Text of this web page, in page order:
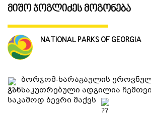
ᲒᲐᲜᲗᲐᲕᲡᲔᲑᲐ ᲓᲐ ᲙᲕᲔᲑᲐ
ᲡᲐᲧᲘᲓᲔᲚᲘ ᲜᲘᲕᲗᲔᲑᲘ
ᲒᲖᲐᲛᲙᲕᲚᲔᲕᲘ
მიშო ჯოგლიძეს მოგონება
NATIONAL PARKS OF GEORGIA
ბორჯომ-ხარაგაულის
განსაკუთრებული ადგილია
საკამოდ ბევრი მაქვს